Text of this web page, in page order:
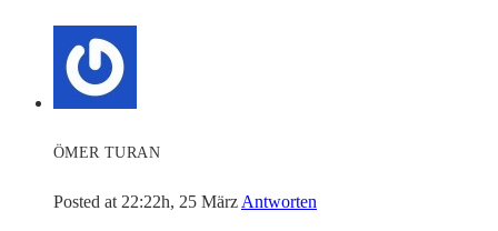
ÖMER TURAN
Posted at 22:22h, 25 März Antworten